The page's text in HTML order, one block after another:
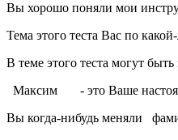
Вы хорошо поняли мои
Тема этого теста Вас по
В теме этого теста могут
Максим - это Ваше
Вы когда-нибудь меняли